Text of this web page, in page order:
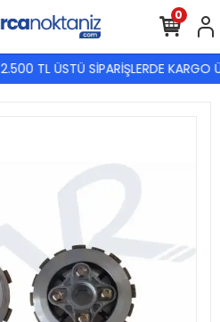
2.500 TL ÜSTÜ SİPARİŞLERDE KARGO
0